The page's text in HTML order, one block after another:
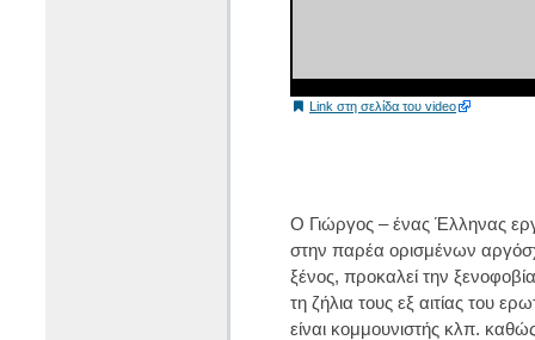
Link στη σελίδα του video
Ο Γιώργος – ένας Έλληνας
στην παρέα ορισμένων
ξένος, προκαλεί την
τη ζήλια τους εξ αιτίας του
είναι κομμουνιστής κλπ.